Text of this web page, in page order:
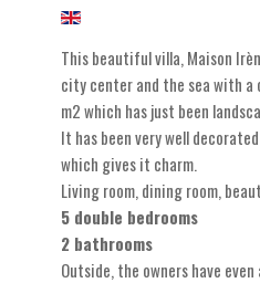
This beautiful villa, Maison
city center and the sea with
m2 which has just been
It has been very well
which gives it charm.
Living room, dining room,
5 double bedrooms
2 bathrooms
Outside, the owners have